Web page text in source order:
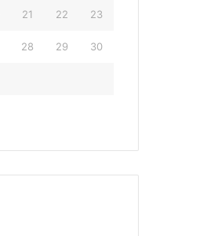
21 22 23
28 29 30